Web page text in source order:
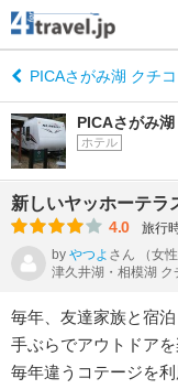
PICAさがみ湖 クチ
PICAさがみ湖
ホテル
新しいヤッホーテラ
4.0
旅行
by やつよ さん
（女性
津久井湖・相模湖 ク
毎年、友達家族と宿
手ぶらでアウトドア
毎年違うコテージを